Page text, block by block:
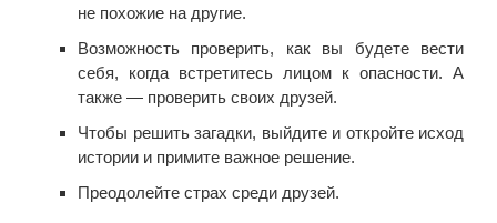
не похожие на другие.
Возможность проверить, как вы будете вести
себя, когда встретитесь лицом к опасности. А
также — проверить своих друзей.
Чтобы решить загадки, выйдите и откройте исход
истории и примите важное решение.
Преодолейте страх среди друзей.